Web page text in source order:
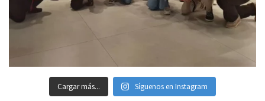
Cargar más... Síguenos en Instagram